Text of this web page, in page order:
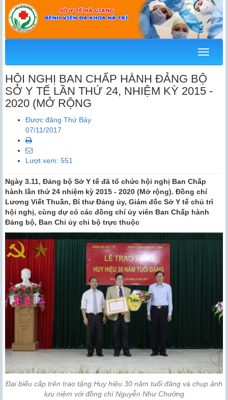
Menu
HỘI NGHỊ BAN CHẤP HÀNH ĐẢNG BỘ
SỞ Y TẾ LẦN THỨ 24, NHIỆM KỲ 2015 -
2020 (MỞ RỘNG
Được đăng Thứ Bảy
07/11/2017
Lượt xem: 551
Ngày 3.11, Đảng bộ Sở Y tế đã tổ chức hội nghị Ban Chấp
hành lần thứ 24 nhiệm kỳ 2015 - 2020 (Mở rộng). Đồng chí
Lương Viết Thuần, Bí thư Đảng ủy, Giám đốc Sở Y tế chủ trì
hội nghị, cùng dự có các đồng chí ủy viên Ban Chấp hành
Đảng bộ, Ban Chi ủy chi bộ trực thuộc
Đại biểu cấp trên trao tặng Huy hiệu 30 năm tuổi đảng và chụp ảnh
lưu niệm với đồng chí Nguyễn Như Chưởng